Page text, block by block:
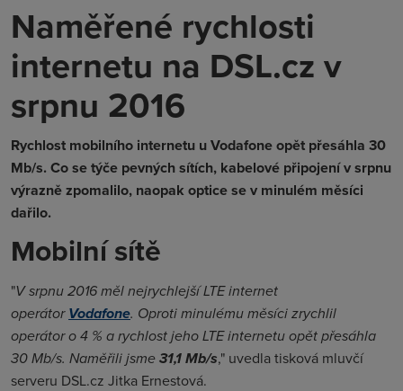
Naměřené rychlosti
internetu na DSL.cz v
srpnu 2016
Rychlost mobilního internetu u Vodafone opět přesáhla 30
Mb/s. Co se týče pevných sítích, kabelové připojení v srpnu
výrazně zpomalilo, naopak optice se v minulém měsíci
dařilo.
Mobilní sítě
"V srpnu 2016 měl nejrychlejší LTE internet
operátorVodafone. Oproti minulému měsíci zrychlil
operátor o 4 % a rychlost jeho LTE internetu opět přesáhla
30 Mb/s. Naměřili jsme31,1 Mb/s," uvedla tisková mluvčí
serveru DSL.cz Jitka Ernestová.